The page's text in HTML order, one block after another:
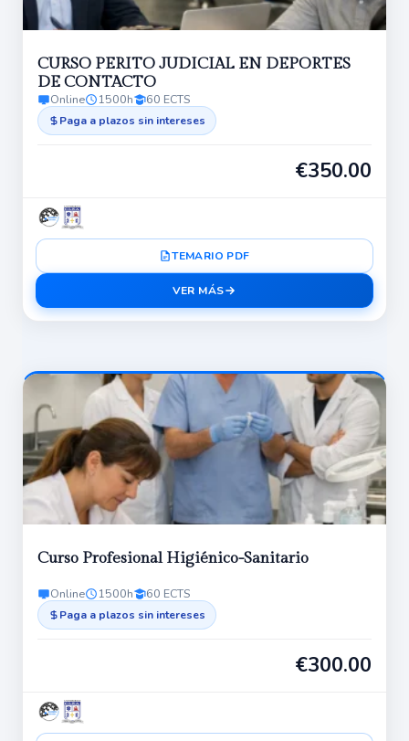
CURSO PERITO JUDICIAL EN DEPORTES
DE CONTACTO
Online 1500h 60 ECTS
Paga a plazos sin intereses
€350.00
TEMARIO PDF
VER MÁS
Curso Profesional Higiénico-Sanitario
Online 1500h 60 ECTS
Paga a plazos sin intereses
€300.00